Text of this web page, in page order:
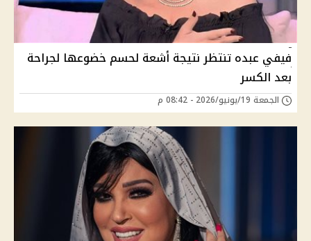
فيفي عبده تنتظر نتيجة أشعة لحسم خضوعها لجراحة
بعد الكسر
الجمعة 19/يونيو/2026 - 08:42 م